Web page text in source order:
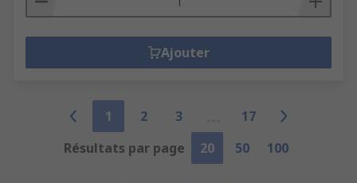
Ajouter
1 2 3
17
Résultats par page
20 50 100